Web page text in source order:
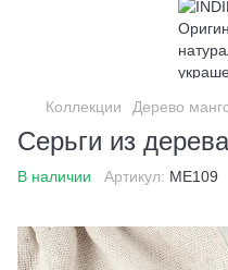
Коллекции Дерево
Серьги из
В наличии Артикул: ME109